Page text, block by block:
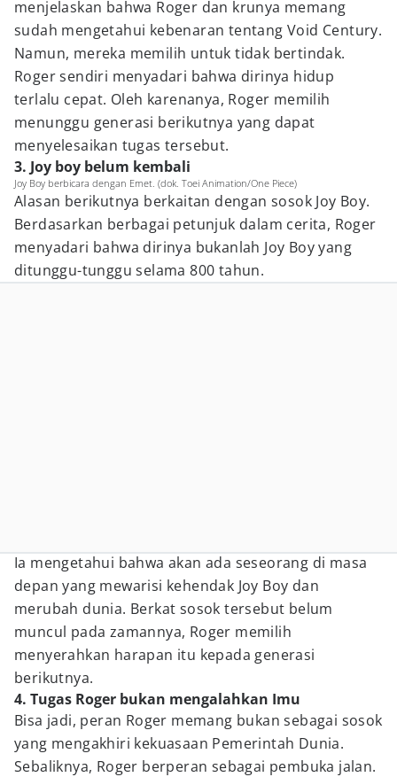
menjelaskan bahwa Roger dan krunya memang
sudah mengetahui kebenaran tentang Void Century.
Namun, mereka memilih untuk tidak bertindak.
Roger sendiri menyadari bahwa dirinya hidup
terlalu cepat. Oleh karenanya, Roger memilih
menunggu generasi berikutnya yang dapat
menyelesaikan tugas tersebut.
3. Joy boy belum kembali
Joy Boy berbicara dengan Emet. (dok. Toei Animation/One Piece)
Alasan berikutnya berkaitan dengan sosok Joy Boy.
Berdasarkan berbagai petunjuk dalam cerita, Roger
menyadari bahwa dirinya bukanlah Joy Boy yang
ditunggu-tunggu selama 800 tahun.
Ia mengetahui bahwa akan ada seseorang di masa
depan yang mewarisi kehendak Joy Boy dan
merubah dunia. Berkat sosok tersebut belum
muncul pada zamannya, Roger memilih
menyerahkan harapan itu kepada generasi
berikutnya.
4. Tugas Roger bukan mengalahkan Imu
Bisa jadi, peran Roger memang bukan sebagai sosok
yang mengakhiri kekuasaan Pemerintah Dunia.
Sebaliknya, Roger berperan sebagai pembuka jalan.